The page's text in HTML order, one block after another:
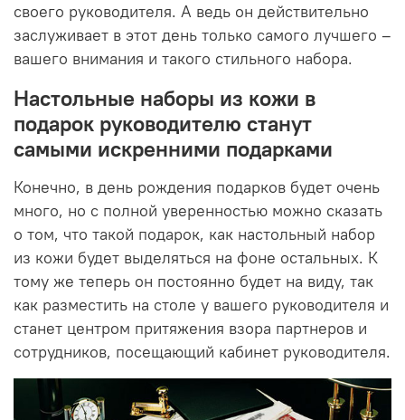
своего руководителя. А ведь он действительно
заслуживает в этот день только самого лучшего –
вашего внимания и такого стильного набора.
Настольные наборы из кожи в
подарок руководителю станут
самыми искренними подарками
Конечно, в день рождения подарков будет очень
много, но с полной уверенностью можно сказать
о том, что такой подарок, как настольный набор
из кожи будет выделяться на фоне остальных. К
тому же теперь он постоянно будет на виду, так
как разместить на столе у вашего руководителя и
станет центром притяжения взора партнеров и
сотрудников, посещающий кабинет руководителя.